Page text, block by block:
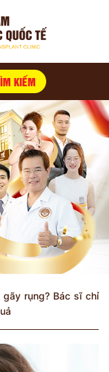
KIẾM
rụng? Bác sĩ chỉ